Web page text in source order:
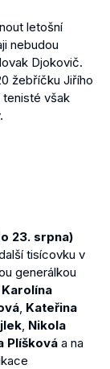
letošní
nebudou
Djokovič.
žebříčku Jiřího
tenisté však
23. srpna)
tisícovku v
generálkou
Karolína
, Kateřina
, Nikola
Plíšková a na